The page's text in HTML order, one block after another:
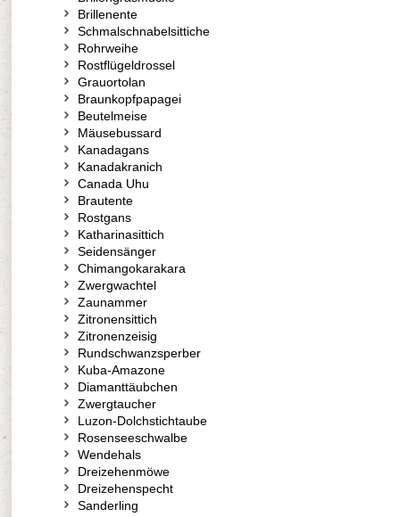
Brillenente
Schmalschnabelsittiche
Rohrweihe
Rostflügeldrossel
Grauortolan
Braunkopfpapagei
Beutelmeise
Mäusebussard
Kanadagans
Kanadakranich
Canada Uhu
Brautente
Rostgans
Katharinasittich
Seidensänger
Chimangokarakara
Zwergwachtel
Zaunammer
Zitronensittich
Zitronenzeisig
Rundschwanzsperber
Kuba-Amazone
Diamanttäubchen
Zwergtaucher
Luzon-Dolchstichtaube
Rosenseeschwalbe
Wendehals
Dreizehenmöwe
Dreizehenspecht
Sanderling